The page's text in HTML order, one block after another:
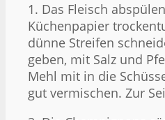
1. Das Fleisch
Küchenpapier
dünne Streifen
geben, mit Salz und
Mehl mit in die
gut vermischen. Zur